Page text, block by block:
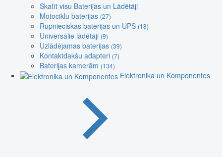
Skatīt visu Baterijas un Lādētāji
Motociklu baterijas (27)
Rūpnieciskās baterijas un UPS (18)
Universālie lādētāji (9)
Uzlādējamas baterijas (39)
Kontaktdakšu adapteri (7)
Baterijas kamerām (134)
Elektronika un Komponentes